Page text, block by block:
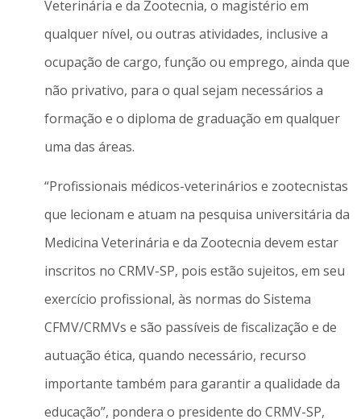
Veterinária e da Zootecnia, o magistério em
qualquer nível, ou outras atividades, inclusive a
ocupação de cargo, função ou emprego, ainda que
não privativo, para o qual sejam necessários a
formação e o diploma de graduação em qualquer
uma das áreas.
“Profissionais médicos-veterinários e zootecnistas
que lecionam e atuam na pesquisa universitária da
Medicina Veterinária e da Zootecnia devem estar
inscritos no CRMV-SP, pois estão sujeitos, em seu
exercício profissional, às normas do Sistema
CFMV/CRMVs e são passíveis de fiscalização e de
autuação ética, quando necessário, recurso
importante também para garantir a qualidade da
educação”, pondera o presidente do CRMV-SP,